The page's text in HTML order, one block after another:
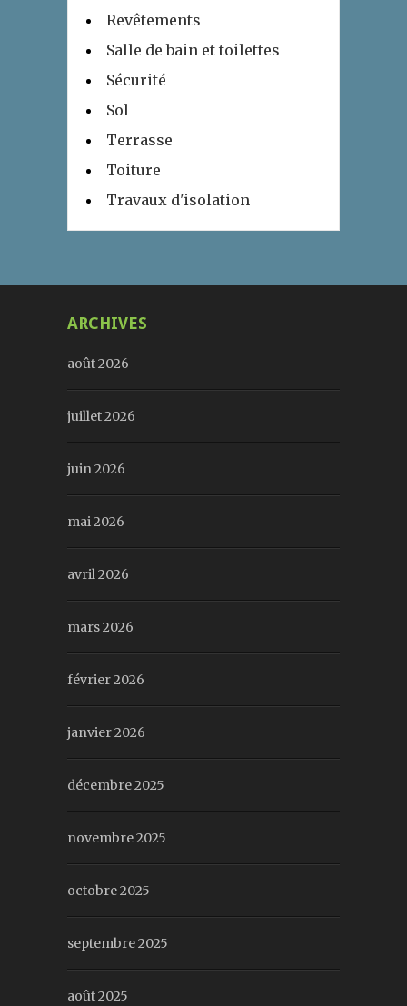
Revêtements
Salle de bain et toilettes
Sécurité
Sol
Terrasse
Toiture
Travaux d'isolation
ARCHIVES
août 2026
juillet 2026
juin 2026
mai 2026
avril 2026
mars 2026
février 2026
janvier 2026
décembre 2025
novembre 2025
octobre 2025
septembre 2025
août 2025